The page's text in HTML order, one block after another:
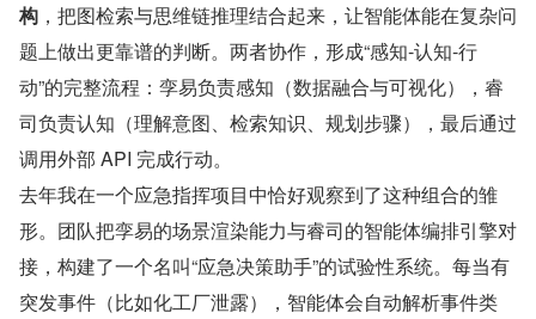
构 ，把图检索与思维链推理结合起来，让智能体能在复杂问
题上做出更靠谱的判断。两者协作，形成“感知-认知-行
动”的完整流程：孪易负责感知（数据融合与可视化），睿
司负责认知（理解意图、检索知识、规划步骤），最后通过
调用外部 API 完成行动。
去年我在一个应急指挥项目中恰好观察到了这种组合的雏
形。团队把孪易的场景渲染能力与睿司的智能体编排引擎对
接，构建了一个名叫“应急决策助手”的试验性系统。每当有
突发事件（比如化工厂泄露），智能体会自动解析事件类